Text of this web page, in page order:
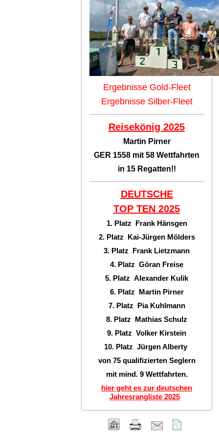
Ergebnisse Gold-Fleet
Ergebnisse Silber-Fleet
Reisekönig 2025
Martin Pirner
GER 1558 mit 58 Wettfahrten
in 15 Regatten!!
DEUTSCHE
TOP TEN 2025
1. Platz Frank Hänsgen
2. Platz Kai-Jürgen Mölders
3. Platz Frank Lietzmann
4. Platz Göran Freise
5. Platz Alexander Kulik
6. Platz Martin Pirner
7. Platz Pia Kuhlmann
8. Platz Mathias Schulz
9. Platz Volker Kirstein
10. Platz Jürgen Alberty
von 75 qualifizierten Seglern
mit mind. 9 Wettfahrten.
hier geht es zur deutschen
Jahresrangliste 2025